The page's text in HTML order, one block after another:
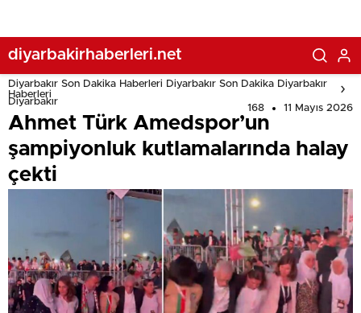
diyarbakirhaberleri.net
Diyarbakır Son Dakika Haberleri Diyarbakır Son Dakika Diyarbakır
Haberleri
Diyarbakır
168 11 Mayıs 2026
Ahmet Türk Amedspor’un
şampiyonluk kutlamalarında halay
çekti